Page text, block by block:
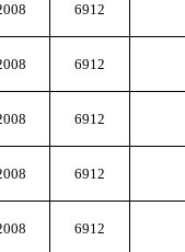
6912
6912
6912
6912
6912